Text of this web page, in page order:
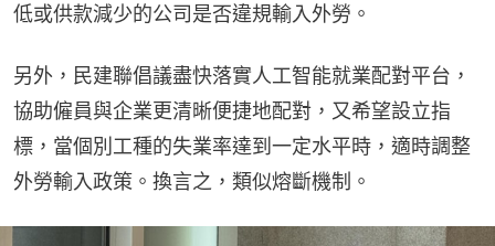
低或供款減少的公司是否違規輸入外勞。
另外，民建聯倡議盡快落實人工智能就業配對平台，
協助僱員與企業更清晰便捷地配對，又希望設立指
標，當個別工種的失業率達到一定水平時，適時調整
外勞輸入政策。換言之，類似熔斷機制。